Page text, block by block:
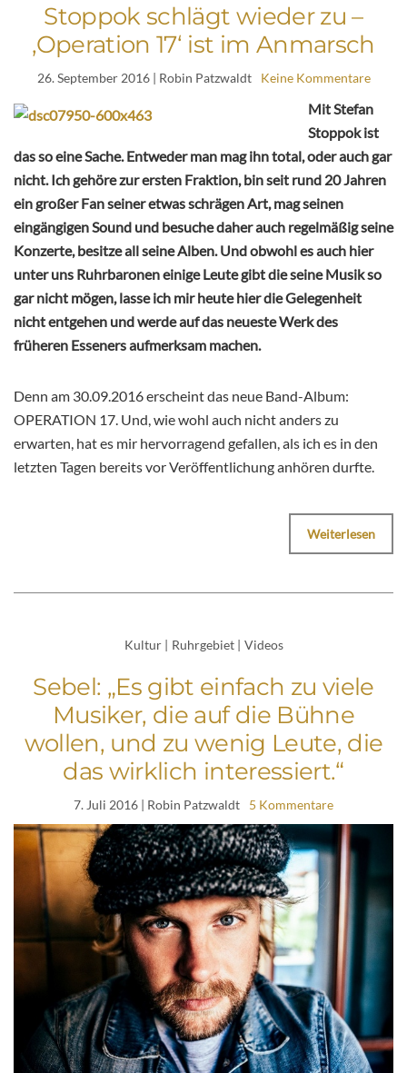
Stoppok schlägt wieder zu –
‚Operation 17‘ ist im Anmarsch
26. September 2016| Robin Patzwaldt Keine Kommentare
Mit Stefan
Stoppok ist
das so eine Sache. Entweder man mag ihn total, oder auch gar
nicht. Ich gehöre zur ersten Fraktion, bin seit rund 20 Jahren
ein großer Fan seiner etwas schrägen Art, mag seinen
eingängigen Sound und besuche daher auch regelmäßig seine
Konzerte, besitze all seine Alben. Und obwohl es auch hier
unter uns Ruhrbaronen einige Leute gibt die seine Musik so
gar nicht mögen, lasse ich mir heute hier die Gelegenheit
nicht entgehen und werde auf das neueste Werk des
früheren Esseners aufmerksam machen.
Denn am 30.09.2016 erscheint das neue Band-Album:
OPERATION 17. Und, wie wohl auch nicht anders zu
erwarten, hat es mir hervorragend gefallen, als ich es in den
letzten Tagen bereits vor Veröffentlichung anhören durfte.
Weiterlesen
Kultur | Ruhrgebiet | Videos
Sebel: „Es gibt einfach zu viele
Musiker, die auf die Bühne
wollen, und zu wenig Leute, die
das wirklich interessiert.“
7. Juli 2016 | Robin Patzwaldt 5 Kommentare